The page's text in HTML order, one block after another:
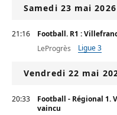
Samedi 23 mai 2026
21:16
Football. R1 :
LeProgrès
Ligue 3
Vendredi 22 mai
20:33
Football - Régional 1.
vaincu